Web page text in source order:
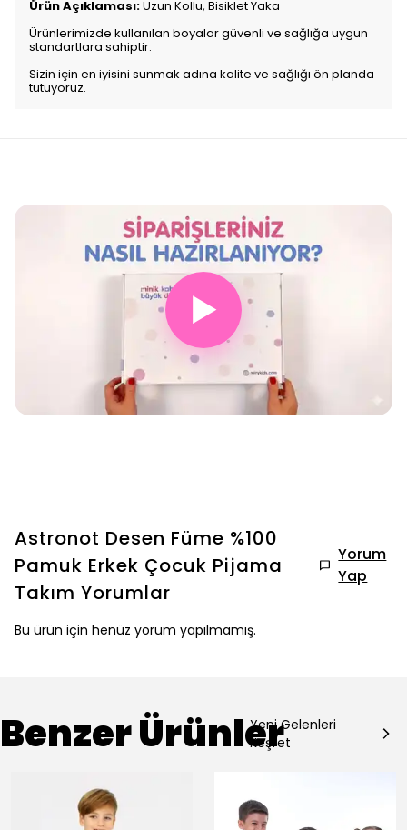
Ürün Açıklaması:Uzun Kollu, Bisiklet Yaka
Ürünlerimizde kullanılan boyalar güvenli ve sağlığa uygun
standartlara sahiptir.
Sizin için en iyisini sunmak adına kalite ve sağlığı ön planda
tutuyoruz.
▶
Astronot Desen Füme %100
Pamuk Erkek Çocuk Pijama
Takım Yorumlar
Yorum
Yap
Bu ürün için henüz yorum yapılmamış.
Benzer ÜrünlerYeni Gelenleri
Keşfet